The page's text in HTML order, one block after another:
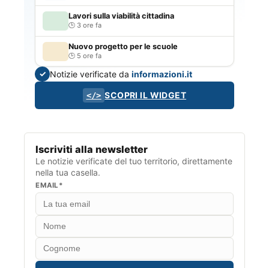
Lavori sulla viabilità cittadina
3 ore fa
Nuovo progetto per le scuole
5 ore fa
✓ Notizie verificate dainformazioni.it
</> SCOPRI IL WIDGET
Iscriviti alla newsletter
Le notizie verificate del tuo territorio, direttamente
nella tua casella.
EMAIL*